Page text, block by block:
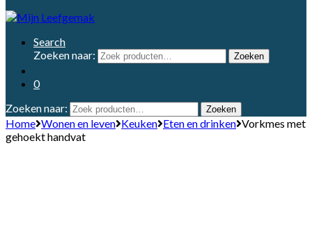
Search
Zoeken naar:
Zoeken
0
Zoeken naar:
Zoeken
Home Wonen en leven Keuken Eten en drinken Vorkmes met
gehoekt handvat